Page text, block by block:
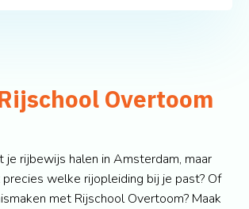
Overtoom
je rijbewijs halen in Amsterdam, maar
welke rijopleiding bij je past? Of
met Rijschool Overtoom? Maak